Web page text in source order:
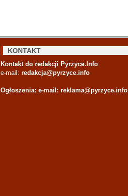
KONTAKT
Kontakt do redakcji Pyrzyce.Info
e-mail: redakcja@pyrzyce.info
Ogłoszenia: e-mail: reklama@pyrzyce.info